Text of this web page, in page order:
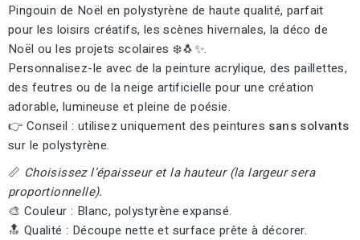
Pingouin de Noël en polystyrène de haute qualité, parfait
pour les loisirs créatifs, les scènes hivernales, la déco de
Noël ou les projets scolaires ❄️🐧✨.
Personnalisez-le avec de la peinture acrylique, des paillettes,
des feutres ou de la neige artificielle pour une création
adorable, lumineuse et pleine de poésie.
👉 Conseil : utilisez uniquement des peintures sans solvants
sur le polystyrène.
📏 Choisissez l’épaisseur et la hauteur (la largeur sera
proportionnelle).
🎨 Couleur : Blanc, polystyrène expansé.
🔝 Qualité : Découpe nette et surface prête à décorer.